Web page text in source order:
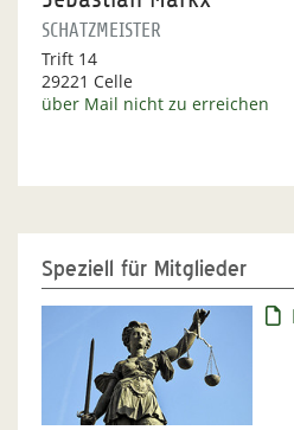
SCHATZMEISTER
Trift 14
29221 Celle
über Mail nicht zu erreichen
Speziell für Mitglieder